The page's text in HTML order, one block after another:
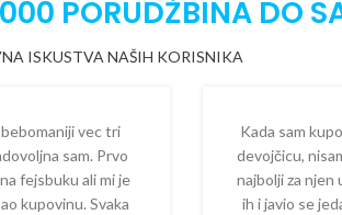
PORUDŽBINA DO
ISKUSTVA NAŠIH KORISNIKA
vec tri
sam. Prvo
fejsbuku ali mi je
kupovinu. Svaka
Kada sam
devojčicu,
najbolji za njen
ih i javio se